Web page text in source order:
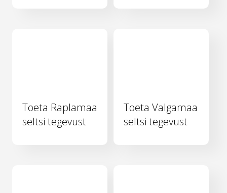
Toeta Raplamaa
seltsi tegevust
Toeta Valgamaa
seltsi tegevust